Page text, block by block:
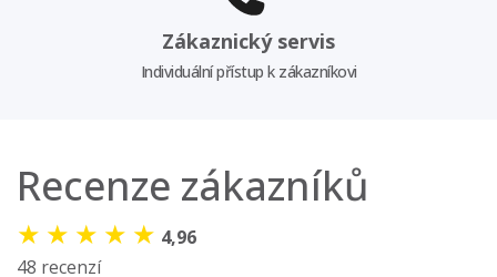
Zákaznický servis
Individuální přístup k zákazníkovi
Recenze zákazníků
★ ★ ★ ★ ★ 4,96
48 recenzí